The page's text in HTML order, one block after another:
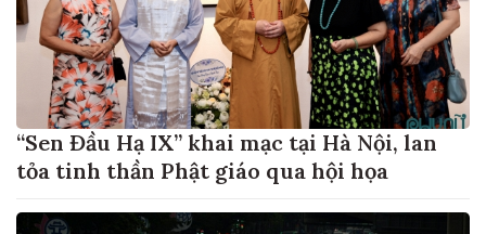
“Sen Đầu Hạ IX” khai mạc tại Hà Nội, lan
tỏa tinh thần Phật giáo qua hội họa